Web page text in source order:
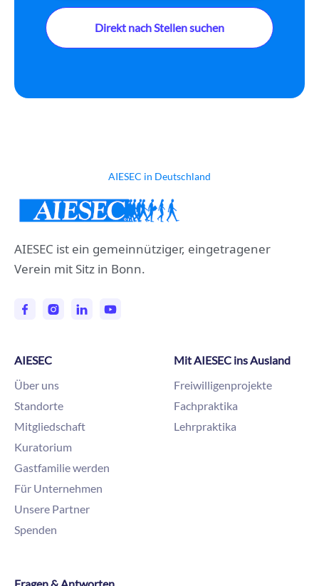
AIESEC in Deutschland
AIESEC ist ein gemeinnütziger, eingetragener
Verein mit Sitz in Bonn.
AIESEC
Über uns
Standorte
Mitgliedschaft
Kuratorium
Gastfamilie werden
Für Unternehmen
Unsere Partner
Spenden
Mit AIESEC ins Ausland
Freiwilligenprojekte
Fachpraktika
Lehrpraktika